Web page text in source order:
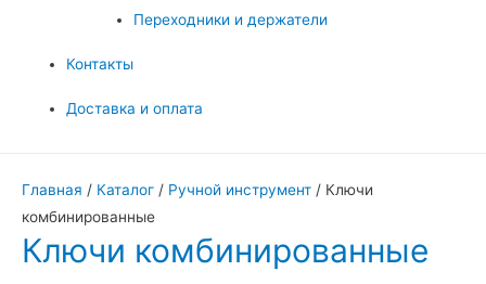
Переходники и держатели
Контакты
Доставка и оплата
Главная / Каталог / Ручной инструмент / Ключи
комбинированные
Ключи комбинированные